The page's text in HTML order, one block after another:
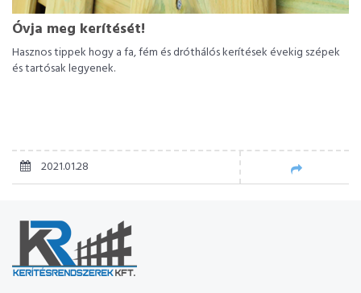
Óvja meg kerítését!
Hasznos tippek hogy a fa, fém és dróthálós kerítések évekig szépek
és tartósak legyenek.
2021.01.28